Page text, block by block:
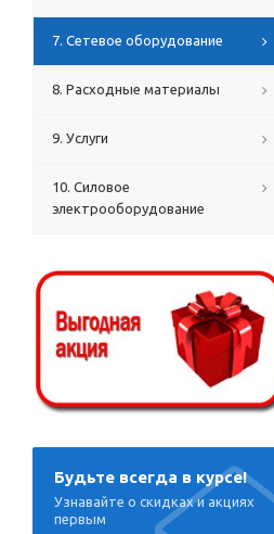
7. Сетевое оборудование
8. Расходные материалы
9. Услуги
10. Силовое
электрооборудование
Будьте всегда в курсе!
Узнавайте о скидках и акциях
первым